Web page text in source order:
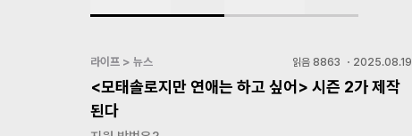
라이프 > 뉴스 읽음 8863 ・ 2025.08.19
<모태솔로지만 연애는 하고 싶어> 시즌 2가 제작
된다